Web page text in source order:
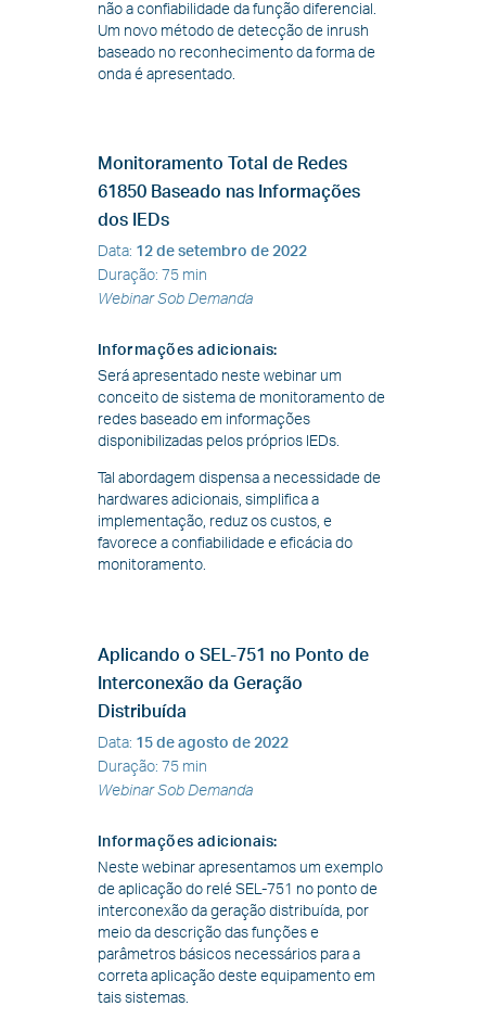
não a confiabilidade da função diferencial.
Um novo método de detecção de inrush
baseado no reconhecimento da forma de
onda é apresentado.
Monitoramento Total de Redes
61850 Baseado nas Informações
dos IEDs
Data: 12 de setembro de 2022
Duração: 75 min
Webinar Sob Demanda
Informações adicionais:
Será apresentado neste webinar um
conceito de sistema de monitoramento de
redes baseado em informações
disponibilizadas pelos próprios IEDs.
Tal abordagem dispensa a necessidade de
hardwares adicionais, simplifica a
implementação, reduz os custos, e
favorece a confiabilidade e eficácia do
monitoramento.
Aplicando o SEL-751 no Ponto de
Interconexão da Geração
Distribuída
Data: 15 de agosto de 2022
Duração: 75 min
Webinar Sob Demanda
Informações adicionais:
Neste webinar apresentamos um exemplo
de aplicação do relé SEL-751 no ponto de
interconexão da geração distribuída, por
meio da descrição das funções e
parâmetros básicos necessários para a
correta aplicação deste equipamento em
tais sistemas.